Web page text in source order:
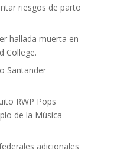
riesgos de parto
hallada muerta en
College.
Santander
RWP Pops
de la Música
adicionales